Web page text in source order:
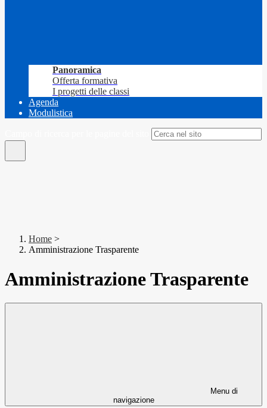
Panoramica
Offerta formativa
I progetti delle classi
Agenda
Modulistica
Home >
Amministrazione Trasparente
Amministrazione Trasparente
Menu di
navigazione